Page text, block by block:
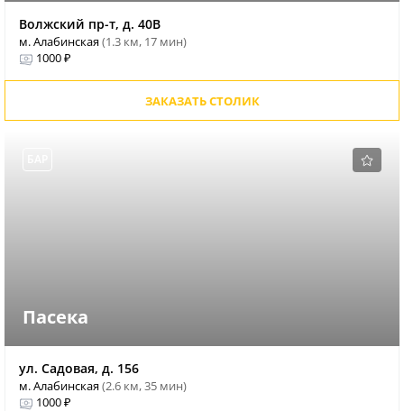
Волжский пр-т, д. 40В
м. Алабинская(1.3 км, 17 мин)
1000 ₽
ЗАКАЗАТЬ СТОЛИК
Пасека
ул. Садовая, д. 156
м. Алабинская(2.6 км, 35 мин)
1000 ₽